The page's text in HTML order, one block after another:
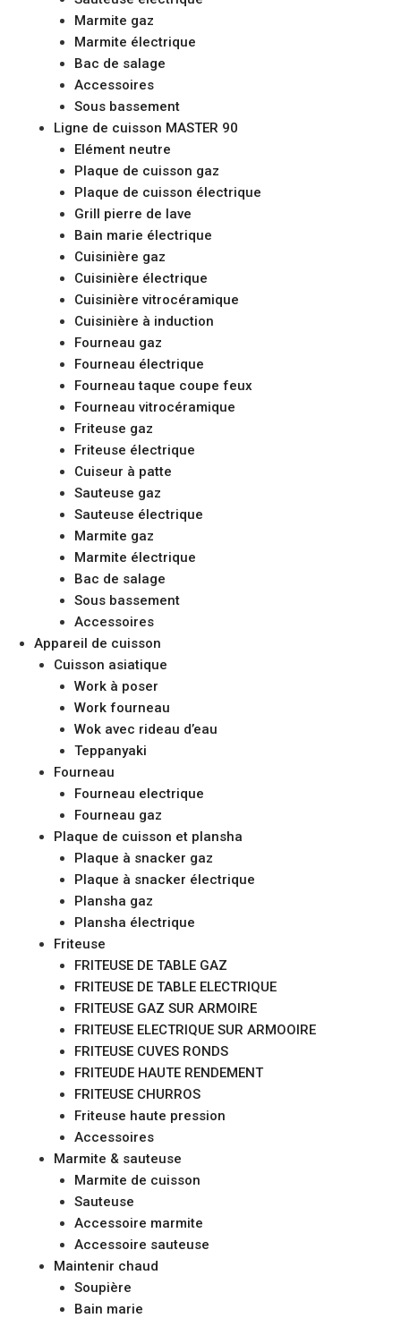
Marmite gaz
Marmite électrique
Bac de salage
Accessoires
Sous bassement
Ligne de cuisson MASTER 90
Elément neutre
Plaque de cuisson gaz
Plaque de cuisson électrique
Grill pierre de lave
Bain marie électrique
Cuisinière gaz
Cuisinière électrique
Cuisinière vitrocéramique
Cuisinière à induction
Fourneau gaz
Fourneau électrique
Fourneau taque coupe feux
Fourneau vitrocéramique
Friteuse gaz
Friteuse électrique
Cuiseur à patte
Sauteuse gaz
Sauteuse électrique
Marmite gaz
Marmite électrique
Bac de salage
Sous bassement
Accessoires
Appareil de cuisson
Cuisson asiatique
Work à poser
Work fourneau
Wok avec rideau d’eau
Teppanyaki
Fourneau
Fourneau electrique
Fourneau gaz
Plaque de cuisson et plansha
Plaque à snacker gaz
Plaque à snacker électrique
Plansha gaz
Plansha électrique
Friteuse
FRITEUSE DE TABLE GAZ
FRITEUSE DE TABLE ELECTRIQUE
FRITEUSE GAZ SUR ARMOIRE
FRITEUSE ELECTRIQUE SUR ARMOOIRE
FRITEUSE CUVES RONDS
FRITEUDE HAUTE RENDEMENT
FRITEUSE CHURROS
Friteuse haute pression
Accessoires
Marmite & sauteuse
Marmite de cuisson
Sauteuse
Accessoire marmite
Accessoire sauteuse
Maintenir chaud
Soupière
Bain marie